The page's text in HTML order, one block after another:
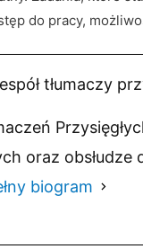
do pracy,
tłumaczy
oraz
biogram